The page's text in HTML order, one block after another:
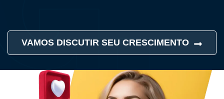
VAMOS DISCUTIR SEU CRESCIMENTO